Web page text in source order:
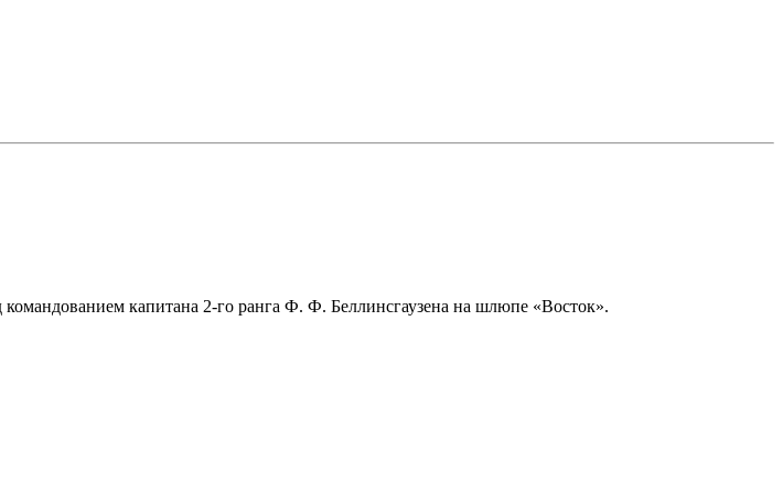
капитана 2-го ранга Ф. Ф. Беллинсгаузена на шлюпе «Восток».